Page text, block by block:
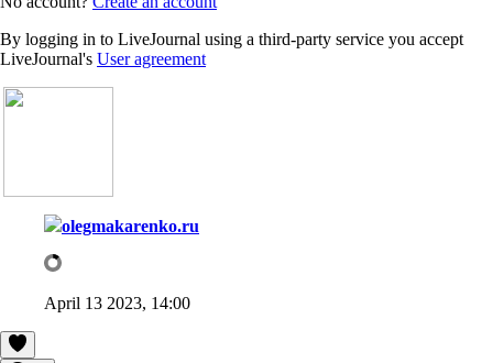
By logging in to LiveJournal using a third-party service you accept
LiveJournal's User agreement
olegmakarenko.ru
April 13 2023, 14:00